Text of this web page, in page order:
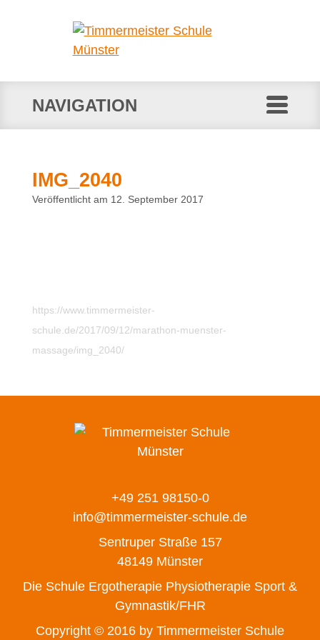
NAVIGATION
IMG_2040
Veröffentlicht am 12. September 2017
https://www.timmermeister-
schule.de/2017/09/12/marathon-muenster-
massage/img_2040/
+49 251 98150-0
info@timmermeister-schule.de
Sentruper Straße 157
48149 Münster
Die Schule Ergotherapie Physiotherapie Sport &
Gymnastik/FHR
Copyright © 2016 by Timmermeister Schule